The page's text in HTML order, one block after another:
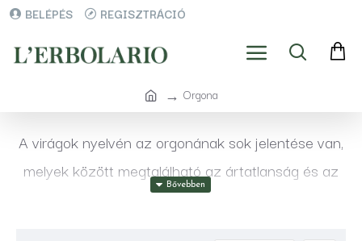
BELÉPÉS REGISZTRÁCIÓ
Orgona
A virágok nyelvén az orgonának sok jelentése van,
melyek között megtalálható az ártatlanság és az
őszinteség is. A legfigyelemreméltóbb jelentés